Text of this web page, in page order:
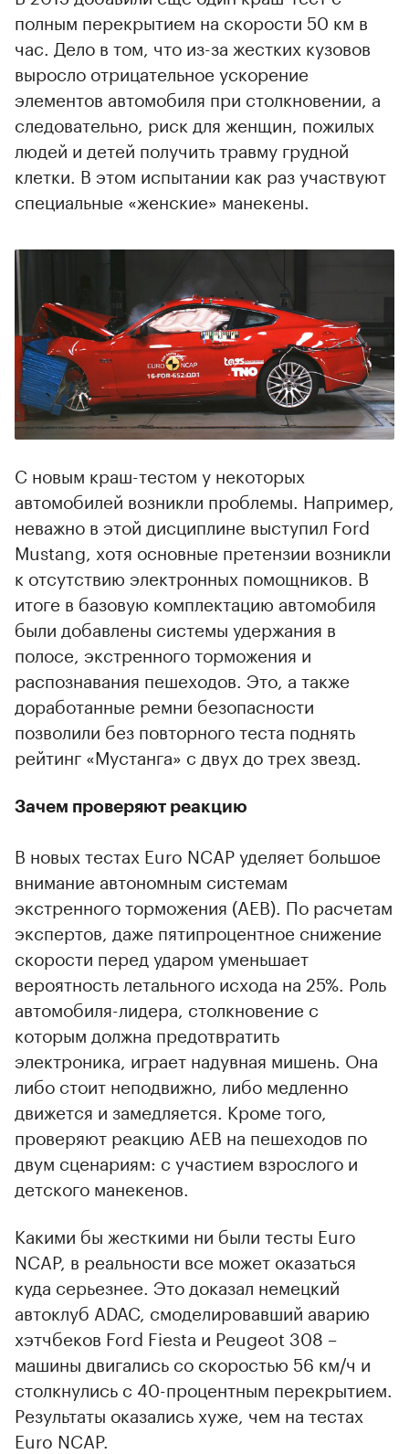
полным перекрытием на скорости 50 км в
час. Дело в том, что из-за жестких кузовов
выросло отрицательное ускорение
элементов автомобиля при столкновении, а
следовательно, риск для женщин, пожилых
людей и детей получить травму грудной
клетки. В этом испытании как раз участвуют
специальные «женские» манекены.
С новым краш-тестом у некоторых
автомобилей возникли проблемы. Например,
неважно в этой дисциплине выступил Ford
Mustang, хотя основные претензии возникли
к отсутствию электронных помощников. В
итоге в базовую комплектацию автомобиля
были добавлены системы удержания в
полосе, экстренного торможения и
распознавания пешеходов. Это, а также
доработанные ремни безопасности
позволили без повторного теста поднять
рейтинг «Мустанга» с двух до трех звезд.
Зачем проверяют реакцию
В новых тестах Euro NCAP уделяет большое
внимание автономным системам
экстренного торможения (AEB). По расчетам
экспертов, даже пятипроцентное снижение
скорости перед ударом уменьшает
вероятность летального исхода на 25%. Роль
автомобиля-лидера, столкновение с
которым должна предотвратить
электроника, играет надувная мишень. Она
либо стоит неподвижно, либо медленно
движется и замедляется. Кроме того,
проверяют реакцию AEB на пешеходов по
двум сценариям: с участием взрослого и
детского манекенов.
Какими бы жесткими ни были тесты Euro
NCAP, в реальности все может оказаться
куда серьезнее. Это доказал немецкий
автоклуб ADAC, смоделировавший аварию
хэтчбеков Ford Fiesta и Peugeot 308 –
машины двигались со скоростью 56 км/ч и
столкнулись с 40-процентным перекрытием.
Результаты оказались хуже, чем на тестах
Euro NCAP.